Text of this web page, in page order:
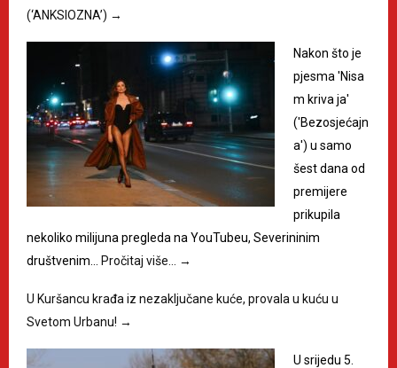
(‘ANKSIOZNA’) →
Nakon što je
pjesma 'Nisa
m kriva ja'
('Bezosjećajn
a') u samo
šest dana od
premijere
prikupila
nekoliko milijuna pregleda na YouTubeu, Severininim
društvenim… Pročitaj više… →
U Kuršancu krađa iz nezaključane kuće, provala u kuću u
Svetom Urbanu! →
U srijedu 5.